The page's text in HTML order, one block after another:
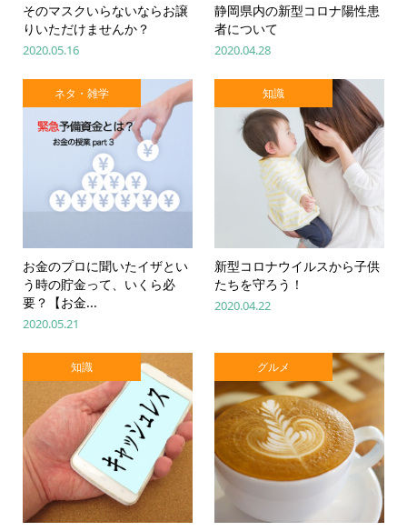
そのマスクいらないならお譲
りいただけませんか？
2020.05.16
静岡県内の新型コロナ陽性患
者について
2020.04.28
ネタ・雑学
お金のプロに聞いたイザとい
う時の貯金って、いくら必
要？【お金...
2020.05.21
知識
新型コロナウイルスから子供
たちを守ろう！
2020.04.22
知識 グルメ